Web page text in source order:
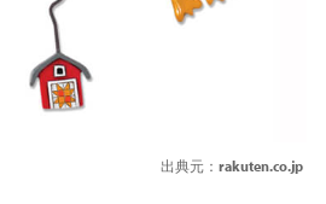
出典元： rakuten.co.jp